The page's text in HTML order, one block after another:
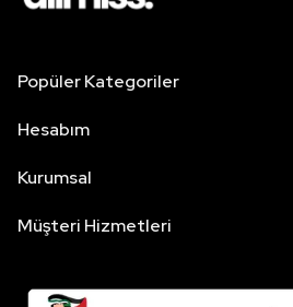
Popüler Kategoriler
Hesabım
Kurumsal
Müşteri Hizmetleri